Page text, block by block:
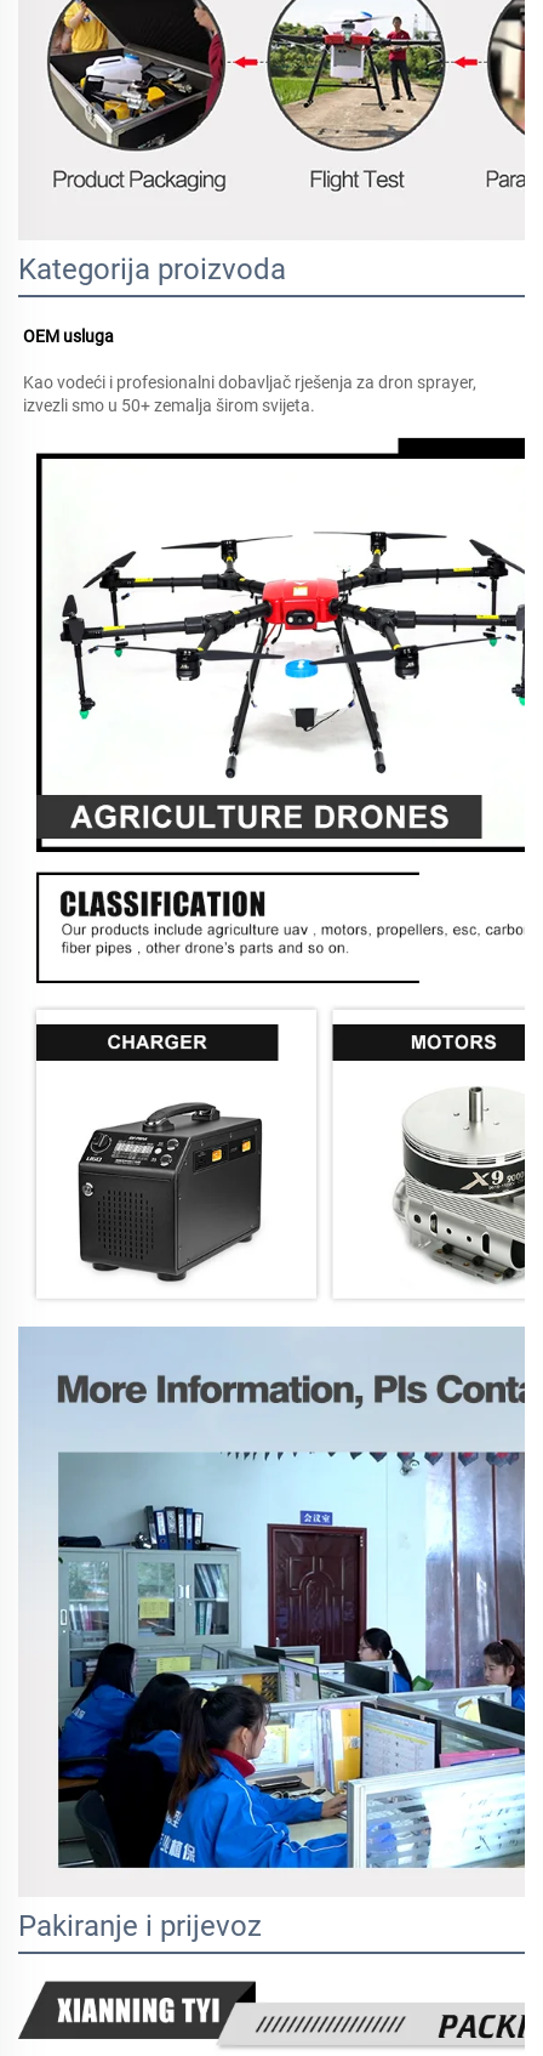
Kategorija proizvoda
OEM usluga
Kao vodeći i profesionalni dobavljač rješenja za dron sprayer,
izvezli smo u 50+ zemalja širom svijeta.
Pakiranje i prijevoz